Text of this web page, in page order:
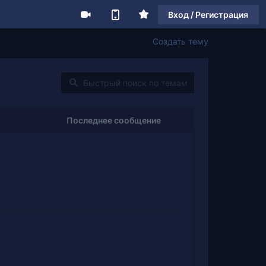
Вход / Регистрация
Создать тему
Последнее сообщение